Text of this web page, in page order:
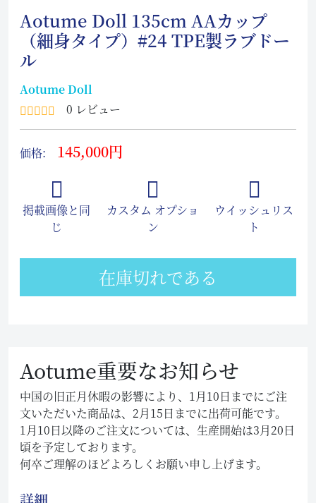
Aotume Doll 135cm AAカップ
（細身タイプ）#24 TPE製ラブドー
ル
Aotume Doll
0 レビュー
価格: 145,000円
掲載画像と同
じ
カスタム オプショ
ン
ウイッシュリス
ト
在庫切れである
Aotume重要なお知らせ
中国の旧正月休暇の影響により、1月10日までにご注
文いただいた商品は、2月15日までに出荷可能です。
1月10日以降のご注文については、生産開始は3月20日
頃を予定しております。
何卒ご理解のほどよろしくお願い申し上げます。